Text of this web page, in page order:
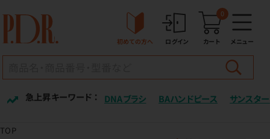
初めての方へ ログイン カート
0
メニュー
急上昇キーワード ： DNAブラシ BAハンドピース サンスター
TOP